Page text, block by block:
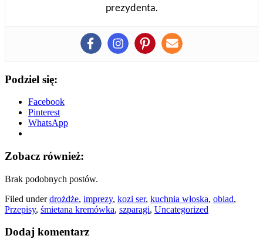
prezydenta.
Podziel się:
Facebook
Pinterest
WhatsApp
Zobacz również:
Brak podobnych postów.
Filed underdrożdże, imprezy, kozi ser, kuchnia włoska, obiad,
Przepisy, śmietana kremówka, szparagi, Uncategorized
Dodaj komentarz